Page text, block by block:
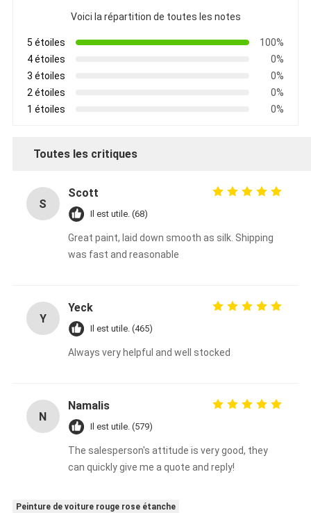
Voici la répartition de toutes les notes
5 étoiles
100%
4 étoiles
0%
3 étoiles
0%
2 étoiles
0%
1 étoiles
0%
Toutes les critiques
S
Scott
Il est utile. (68)
Great paint, laid down smooth as silk. Shipping
was fast and reasonable
Y
Yeck
Il est utile. (465)
Always very helpful and well stocked
N
Namalis
Il est utile. (579)
The salesperson's attitude is very good, they
can quickly give me a quote and reply!
Peinture de voiture rouge rose étanche